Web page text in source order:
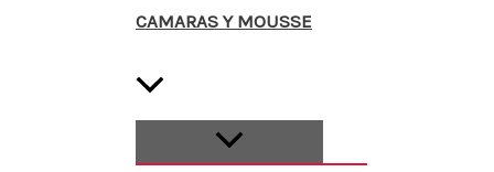
CAMARAS Y MOUSSE